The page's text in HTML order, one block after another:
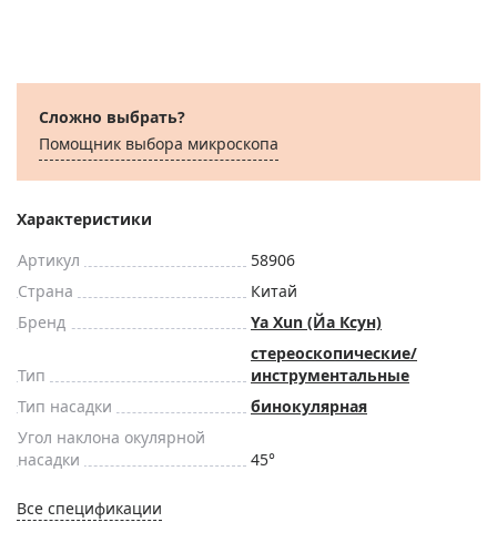
Сложно выбрать?
Помощник выбора микроскoпа
Характеристики
Артикул
58906
Страна
Китай
Бренд
Ya Xun (Йа Ксун)
Тип
стереоскопические/
инструментальные
Тип насадки
бинокулярная
Угол наклона окулярной
насадки
45°
Все спецификации